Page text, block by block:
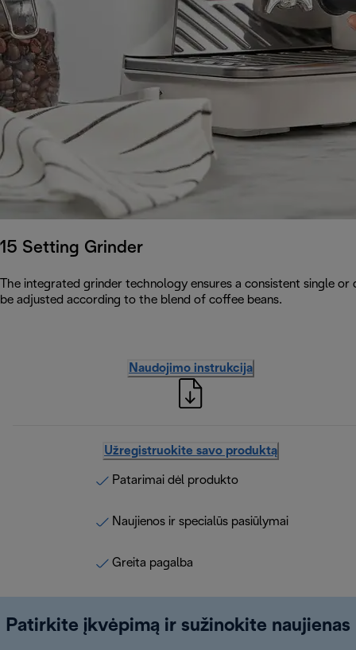
15 Setting Grinder
The integrated grinder technology ensures a consistent single
be adjusted according to the blend of coffee beans.
Naudojimo instrukcija
Užregistruokite savo produktą
Patarimai dėl produkto
Naujienos ir specialūs pasiūlymai
Greita pagalba
Patirkite įkvėpimą ir sužinokite naujienas